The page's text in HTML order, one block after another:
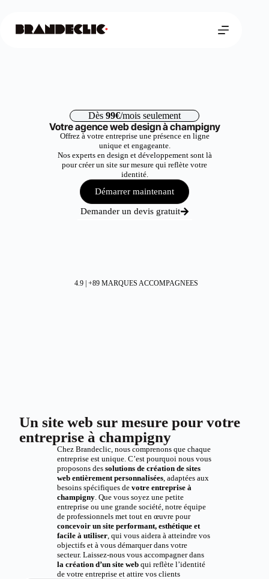
Dès 99€/mois seulement
Votre agence web design à champigny
Offrez à votre entreprise une présence en ligne
unique et engageante.
Nos experts en design et développement sont là
pour créer un site sur mesure qui reflète votre
identité.
Démarrer maintenant
Demander un devis gratuit
4.9 | +89 MARQUES ACCOMPAGNEES
Un site web sur mesure pour votre
entreprise à champigny
Chez Brandeclic, nous comprenons que chaque
entreprise est unique. C’est pourquoi nous vous
proposons des solutions de création de sites
web entièrement personnalisées, adaptées aux
besoins spécifiques de votre entreprise à
champigny. Que vous soyez une petite
entreprise ou une grande société, notre équipe
de professionnels met tout en œuvre pour
concevoir un site performant, esthétique et
facile à utiliser, qui vous aidera à atteindre vos
objectifs et à vous démarquer dans votre
secteur. Laissez-nous vous accompagner dans
la création d’un site webqui reflète l’identité
de votre entreprise et attire vos clients